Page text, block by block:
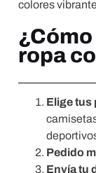
colores
ropa
Elige tus
Pedido
Envía tu